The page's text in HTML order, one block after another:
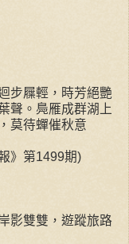
步屧輕，時芳絕艷
聲。鳧雁成群湖上
莫待蟬催秋意
》第1499期)
影雙雙，遊蹤旅路